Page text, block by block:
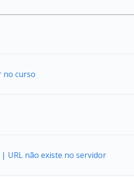
no curso
URL não existe no servidor